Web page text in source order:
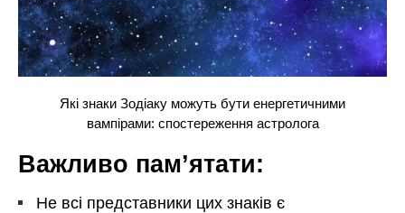
Які знаки Зодіаку можуть бути енергетичними
вампірами: спостереження астролога
Важливо пам’ятати:
Не всі представники цих знаків є